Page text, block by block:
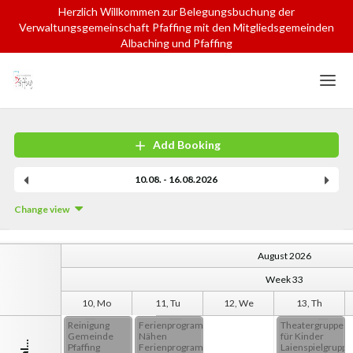
Language
Herzlich Willkommen zur Belegungsbuchung der
Verwaltungsgemeinschaft Pfaffing mit den Mitgliedsgemeinden
Albaching und Pfaffing
Add Booking
10.08. - 16.08.2026
Change view
August 2026
Week 33
10, Mo
11, Tu 12, We
13, Th
Reinigung
Gemeinde
Pfaffing
Ferienprogramm:
Nähen
Ferienprogramm
Theatergruppe
für Kinder
Laienspielgruppe